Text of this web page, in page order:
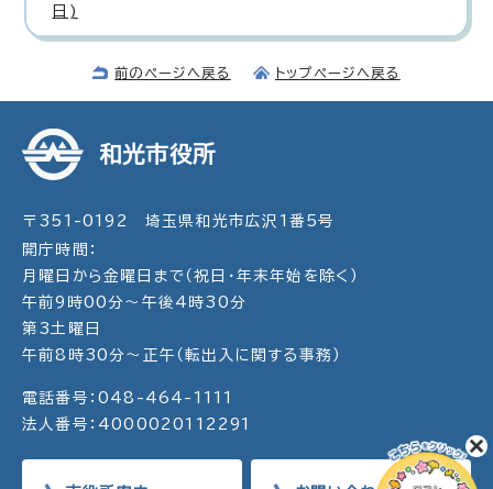
日)
前のページへ戻る トップページへ戻る
和光市役所
〒351-0192 埼玉県和光市広沢1番5号
開庁時間：
月曜日から金曜日まで（祝日・年末年始を除く）
午前9時00分～午後4時30分
第3土曜日
午前8時30分～正午（転出入に関する事務）
電話番号：048-464-1111
法人番号：4000020112291